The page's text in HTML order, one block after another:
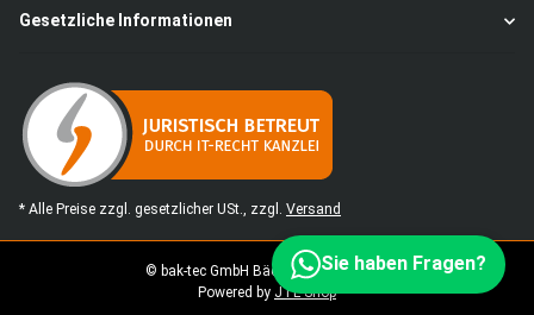
Gesetzliche Informationen
* Alle Preise zzgl. gesetzlicher USt., zzgl. Versand
© bak-tec GmbH Bäckereimaschinen
Powered by JTL-Shop
Sie haben Fragen?